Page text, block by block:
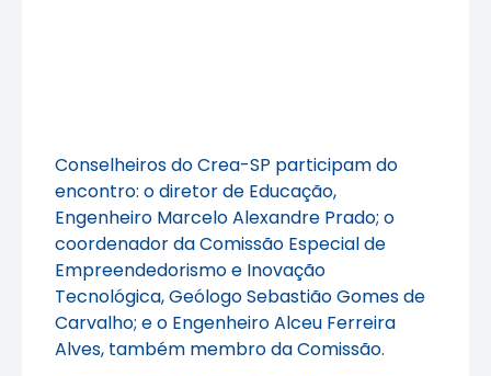
Conselheiros do Crea-SP participam do
encontro: o diretor de Educação,
Engenheiro Marcelo Alexandre Prado; o
coordenador da Comissão Especial de
Empreendedorismo e Inovação
Tecnológica, Geólogo Sebastião Gomes de
Carvalho; e o Engenheiro Alceu Ferreira
Alves, também membro da Comissão.